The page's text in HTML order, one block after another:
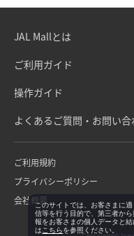
JAL Mallとは
ご利用ガイド
操作ガイド
よくあるご質問・お問い合
ご利用規約
プライバシーポリシー
会社概要このサイトでは、お客さまに
信等を行う目的で、第三者か
報をお客さまの個人データと
は こちらを参照ください。